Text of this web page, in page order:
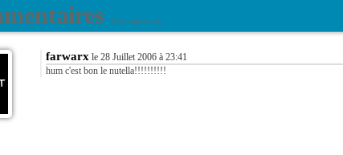
5 commentaires
farwarx le 28 Juillet 2006 à 23:41
hum c'est bon le nutella!!!!!!!!!!